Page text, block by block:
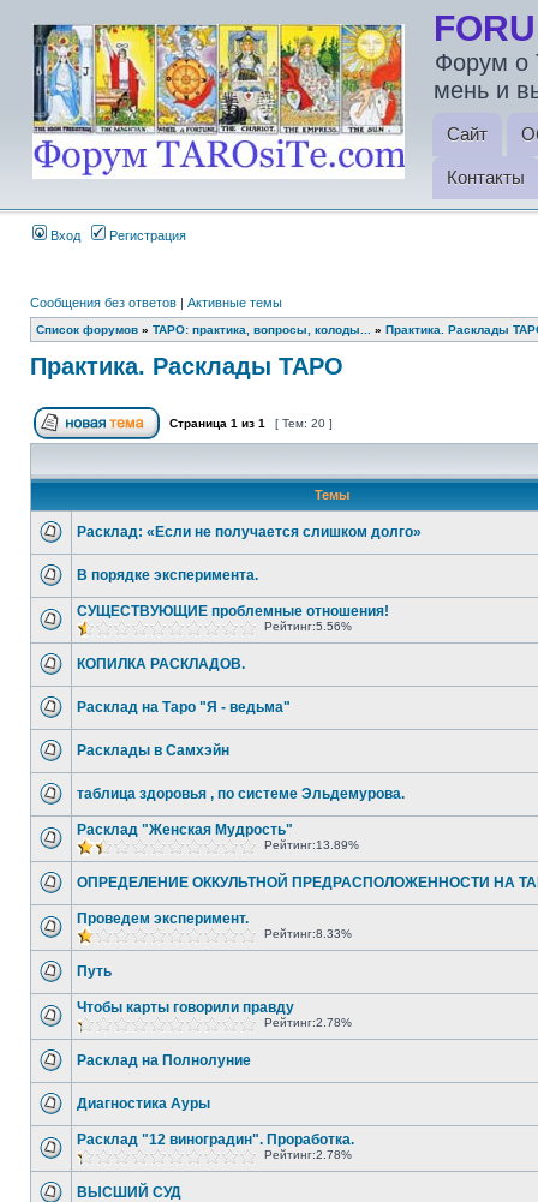
Форум о
мень и
Сайт
Контакты
Вход Регистрация
Сообщения без ответов | Активные темы
Список форумов » ТАРО: практика, вопросы, колоды... » Практика. Расклады
Практика. Расклады ТАРО
Страница 1 из 1 [ Тем: 20 ]
Темы
Расклад: «Если не получается слишком долго»
В порядке эксперимента.
СУЩЕСТВУЮЩИЕ проблемные отношения!
Рейтинг:5.56%
КОПИЛКА РАСКЛАДОВ.
Расклад на Таро "Я - ведьма"
Расклады в Самхэйн
таблица здоровья , по системе Эльдемурова.
Расклад "Женская Мудрость"
Рейтинг:13.89%
ОПРЕДЕЛЕНИЕ ОККУЛЬТНОЙ ПРЕДРАСПОЛОЖЕННОСТИ НА
Проведем эксперимент.
Рейтинг:8.33%
Путь
Чтобы карты говорили правду
Рейтинг:2.78%
Расклад на Полнолуние
Диагностика Ауры
Расклад "12 виноградин". Проработка.
Рейтинг:2.78%
ВЫСШИЙ СУД